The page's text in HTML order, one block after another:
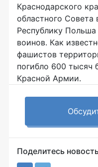
Краснодарского
областного Совета
Республику
воинов. Как
фашистов
погибло 600 тысяч
Красной Армии.
Поделитесь